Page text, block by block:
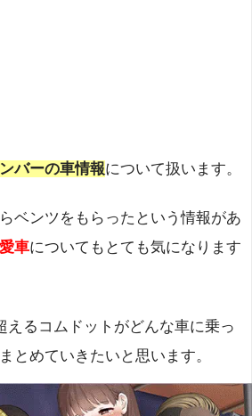
バーの車情報について扱います。
ベンツをもらったという情報があ
車についてもとても気になります
えるコムドットがどんな車に乗っ
とめていきたいと思います。